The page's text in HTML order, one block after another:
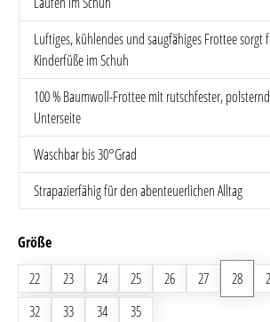
Luftiges, kühlendes und saugfähiges Frottee sorgt
Kinderfüße im Schuh
100 % Baumwoll-Frottee mit rutschfester,
Unterseite
Waschbar bis 30°Grad
Strapazierfähig für den abenteuerlichen Alltag
Größeauswählen
22
23 24 25 26 27 28
32
33 34 35